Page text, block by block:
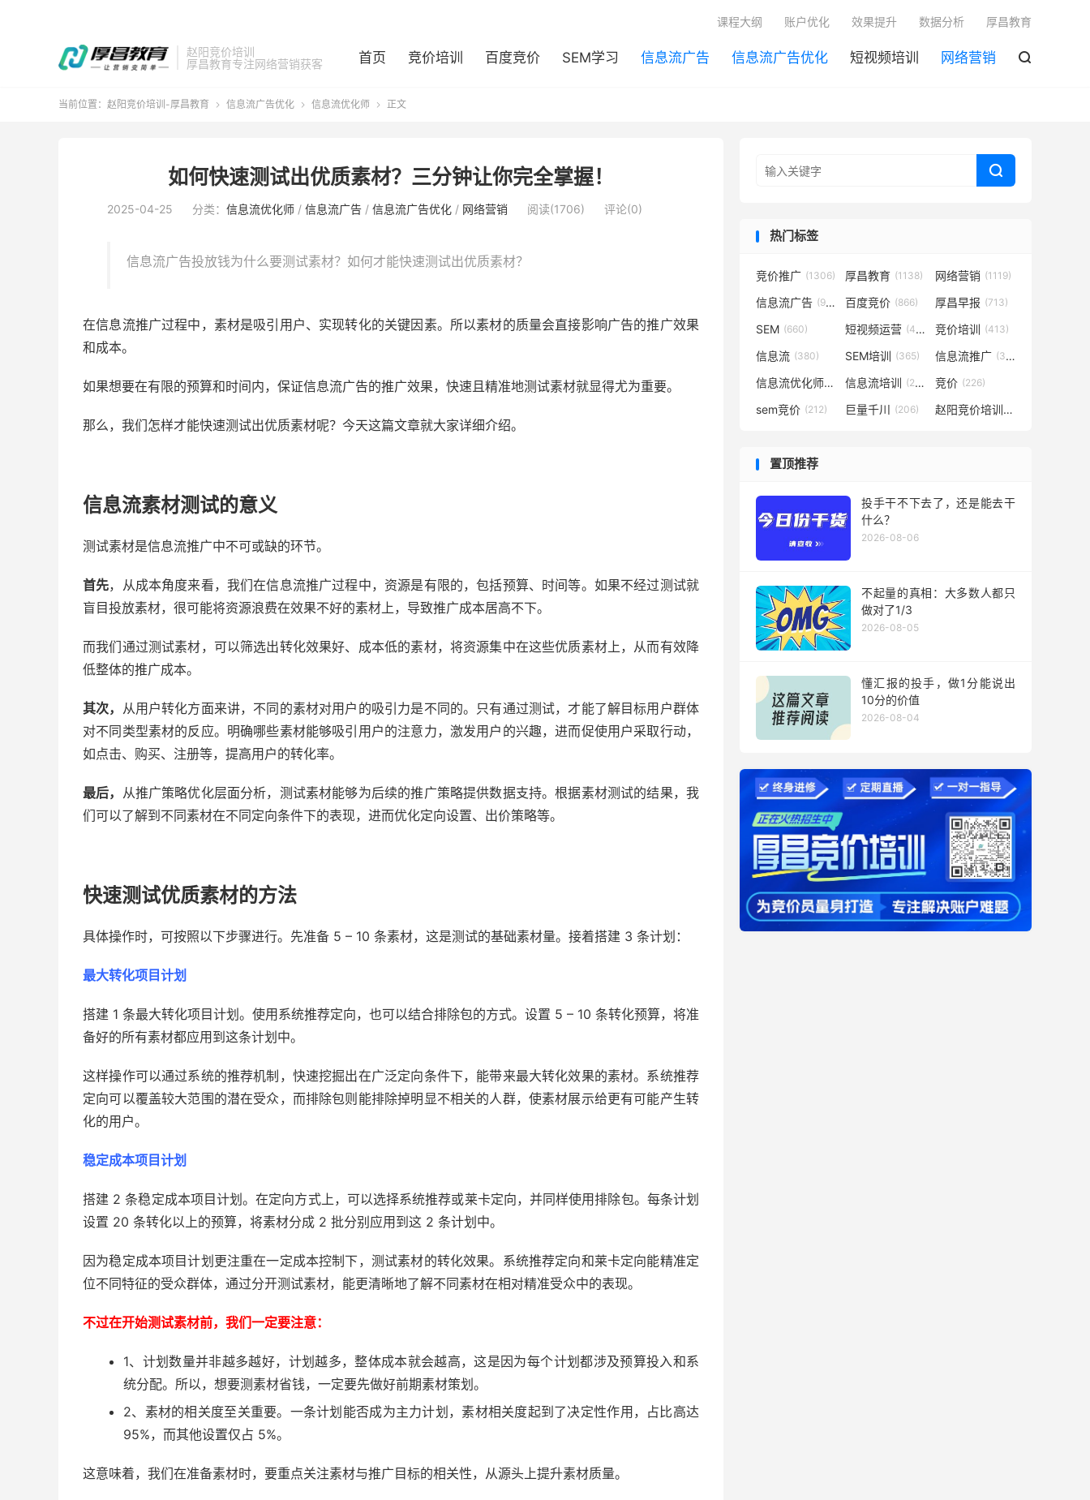
赵阳竞价培训
厚昌教育专注网络营销获客
首页 竞价培训 百度竞价 SEM学习 信息流广告 信息流广告优化 短视频培训 网络营销 
课程大纲 账户优化 效果提升 数据分析 厚昌教育
当前位置： 赵阳竞价培训-厚昌教育  信息流广告优化  信息流优化师  正文
如何快速测试出优质素材？三分钟让你完全掌握！
2025-04-25 分类： 信息流优化师 / 信息流广告 / 信息流广告优化 / 网络营销 阅读(1706) 评论(0)
信息流广告投放钱为什么要测试素材？如何才能快速测试出优质素材？
在信息流推广过程中，素材是吸引用户、实现转化的关键因素。所以素材的质量会直接影响广告的推广效果
和成本。
如果想要在有限的预算和时间内，保证信息流广告的推广效果，快速且精准地测试素材就显得尤为重要。
那么，我们怎样才能快速测试出优质素材呢？今天这篇文章就大家详细介绍。
信息流素材测试的意义
测试素材是信息流推广中不可或缺的环节。
首先，从成本角度来看，我们在信息流推广过程中，资源是有限的，包括预算、时间等。如果不经过测试就
盲目投放素材，很可能将资源浪费在效果不好的素材上，导致推广成本居高不下。
而我们通过测试素材，可以筛选出转化效果好、成本低的素材，将资源集中在这些优质素材上，从而有效降
低整体的推广成本。
其次， 从用户转化方面来讲，不同的素材对用户的吸引力是不同的。只有通过测试，才能了解目标用户群体
对不同类型素材的反应。明确哪些素材能够吸引用户的注意力，激发用户的兴趣，进而促使用户采取行动，
如点击、购买、注册等，提高用户的转化率。
最后， 从推广策略优化层面分析，测试素材能够为后续的推广策略提供数据支持。根据素材测试的结果，我
们可以了解到不同素材在不同定向条件下的表现，进而优化定向设置、出价策略等。
快速测试优质素材的方法
具体操作时，可按照以下步骤进行。先准备 5 – 10 条素材，这是测试的基础素材量。接着搭建 3 条计划：
最大转化项目计划
搭建 1 条最大转化项目计划。使用系统推荐定向，也可以结合排除包的方式。设置 5 – 10 条转化预算，将准
备好的所有素材都应用到这条计划中。
这样操作可以通过系统的推荐机制，快速挖掘出在广泛定向条件下，能带来最大转化效果的素材。系统推荐
定向可以覆盖较大范围的潜在受众，而排除包则能排除掉明显不相关的人群，使素材展示给更有可能产生转
化的用户。
稳定成本项目计划
搭建 2 条稳定成本项目计划。在定向方式上，可以选择系统推荐或莱卡定向，并同样使用排除包。每条计划
设置 20 条转化以上的预算，将素材分成 2 批分别应用到这 2 条计划中。
因为稳定成本项目计划更注重在一定成本控制下，测试素材的转化效果。系统推荐定向和莱卡定向能精准定
位不同特征的受众群体，通过分开测试素材，能更清晰地了解不同素材在相对精准受众中的表现。
不过在开始测试素材前，我们一定要注意：
1、计划数量并非越多越好，计划越多，整体成本就会越高，这是因为每个计划都涉及预算投入和系
统分配。所以，想要测素材省钱，一定要先做好前期素材策划。
2、素材的相关度至关重要。一条计划能否成为主力计划，素材相关度起到了决定性作用，占比高达
95%，而其他设置仅占 5%。
这意味着，我们在准备素材时，要重点关注素材与推广目标的相关性，从源头上提升素材质量。

热门标签
竞价推广 (1306) 厚昌教育 (1138) 网络营销 (1119)
信息流广告 (932) 百度竞价 (866) 厚昌早报 (713)
SEM (660) 短视频运营 (431) 竞价培训 (413)
信息流 (380) SEM培训 (365) 信息流推广 (350)
信息流优化师(291)信息流培训 (281) 竞价 (226)
sem竞价 (212) 巨量千川 (206) 赵阳竞价培训(194)
置顶推荐
投手干不下去了，还是能去干
什么？
2026-08-06
不起量的真相：大多数人都只
做对了1/3
2026-08-05
懂汇报的投手，做1分能说出
10分的价值
2026-08-04